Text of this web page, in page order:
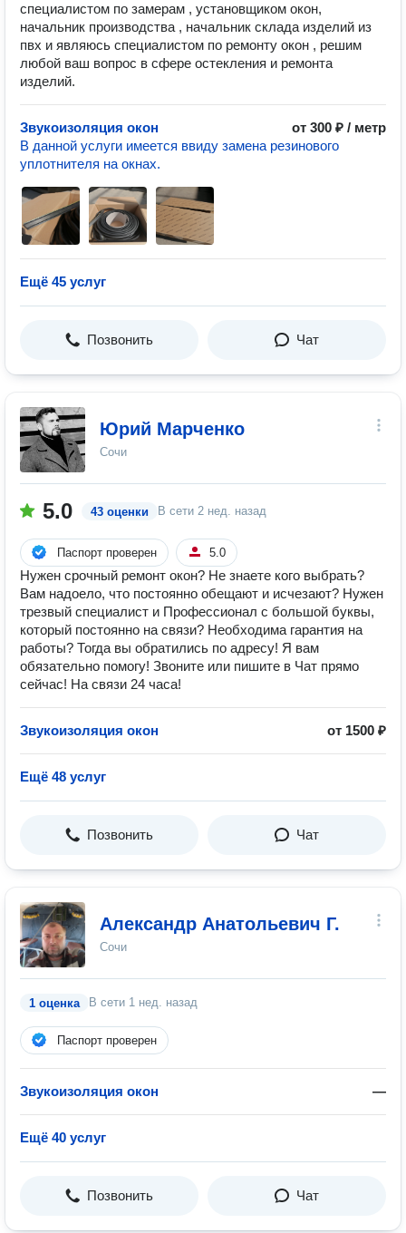
специалистом по замерам , установщиком окон,
начальник производства , начальник склада изделий из
пвх и являюсь специалистом по ремонту окон , решим
любой ваш вопрос в сфере остекления и ремонта
изделий.
Звукоизоляция окон
от 300 ₽ / метр
В данной услуги имеется ввиду замена резинового
уплотнителя на окнах.
Ещё 45 услуг
Позвонить Чат
Юрий Марченко
Сочи
5.0 43 оценки В сети 2 нед. назад
Паспорт проверен 5.0
Нужен срочный ремонт окон? Не знаете кого выбрать?
Вам надоело, что постоянно обещают и исчезают? Нужен
трезвый специалист и Профессионал с большой буквы,
который постоянно на связи? Необходима гарантия на
работы? Тогда вы обратились по адресу! Я вам
обязательно помогу! Звоните или пишите в Чат прямо
сейчас! На связи 24 часа!
Звукоизоляция окон от 1500 ₽
Ещё 48 услуг
Позвонить Чат
Александр Анатольевич Г.
Сочи
1 оценка В сети 1 нед. назад
Паспорт проверен
Звукоизоляция окон —
Ещё 40 услуг
Позвонить Чат